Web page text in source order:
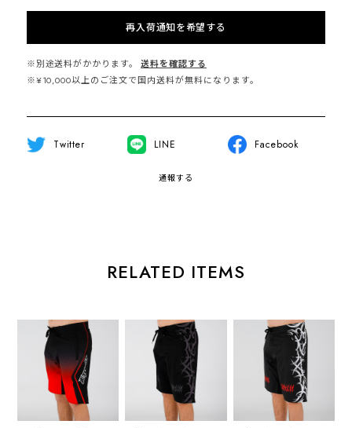
再入荷通知を希望する
※別途送料がかかります。
送料を確認する
※¥10,000以上のご注文で国内送料が無料になります。
Twitter LINE Facebook
通報する
RELATED ITEMS